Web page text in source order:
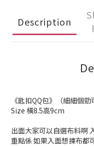
Description
《匙扣QQ包》（細細個勁
Size 橫8.5高9cm
出面大家可以自選布料啊
重點係 如果入面想揀布都可